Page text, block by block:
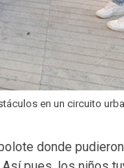
en un circuito
donde